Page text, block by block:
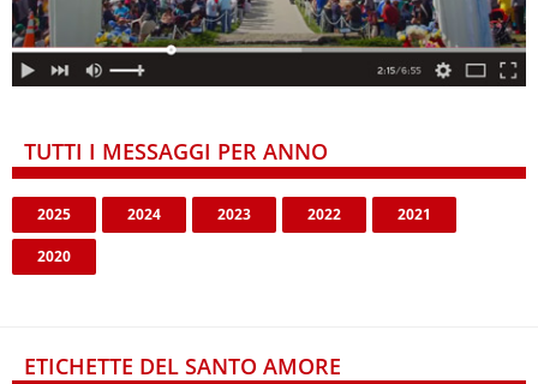
TUTTI I MESSAGGI PER ANNO
2025 2024 2023 2022 2021
2020
ETICHETTE DEL SANTO AMORE